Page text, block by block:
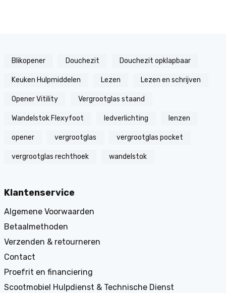
Blikopener Douchezit Douchezit opklapbaar
Keuken Hulpmiddelen Lezen Lezen en schrijven
Opener Vitility Vergrootglas staand
Wandelstok Flexyfoot ledverlichting lenzen
opener vergrootglas vergrootglas pocket
vergrootglas rechthoek wandelstok
Klantenservice
Algemene Voorwaarden
Betaalmethoden
Verzenden & retourneren
Contact
Proefrit en financiering
Scootmobiel Hulpdienst & Technische Dienst